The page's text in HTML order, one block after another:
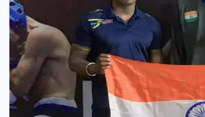
यूपी लेखपाल भर्ती: ओबीसी को
मिली बड़ी राहत, 2158 पदों पर
बंपर वैकेंसी, जनरल कोटे में भारी
कटौती
29 दिसम्बर 2025